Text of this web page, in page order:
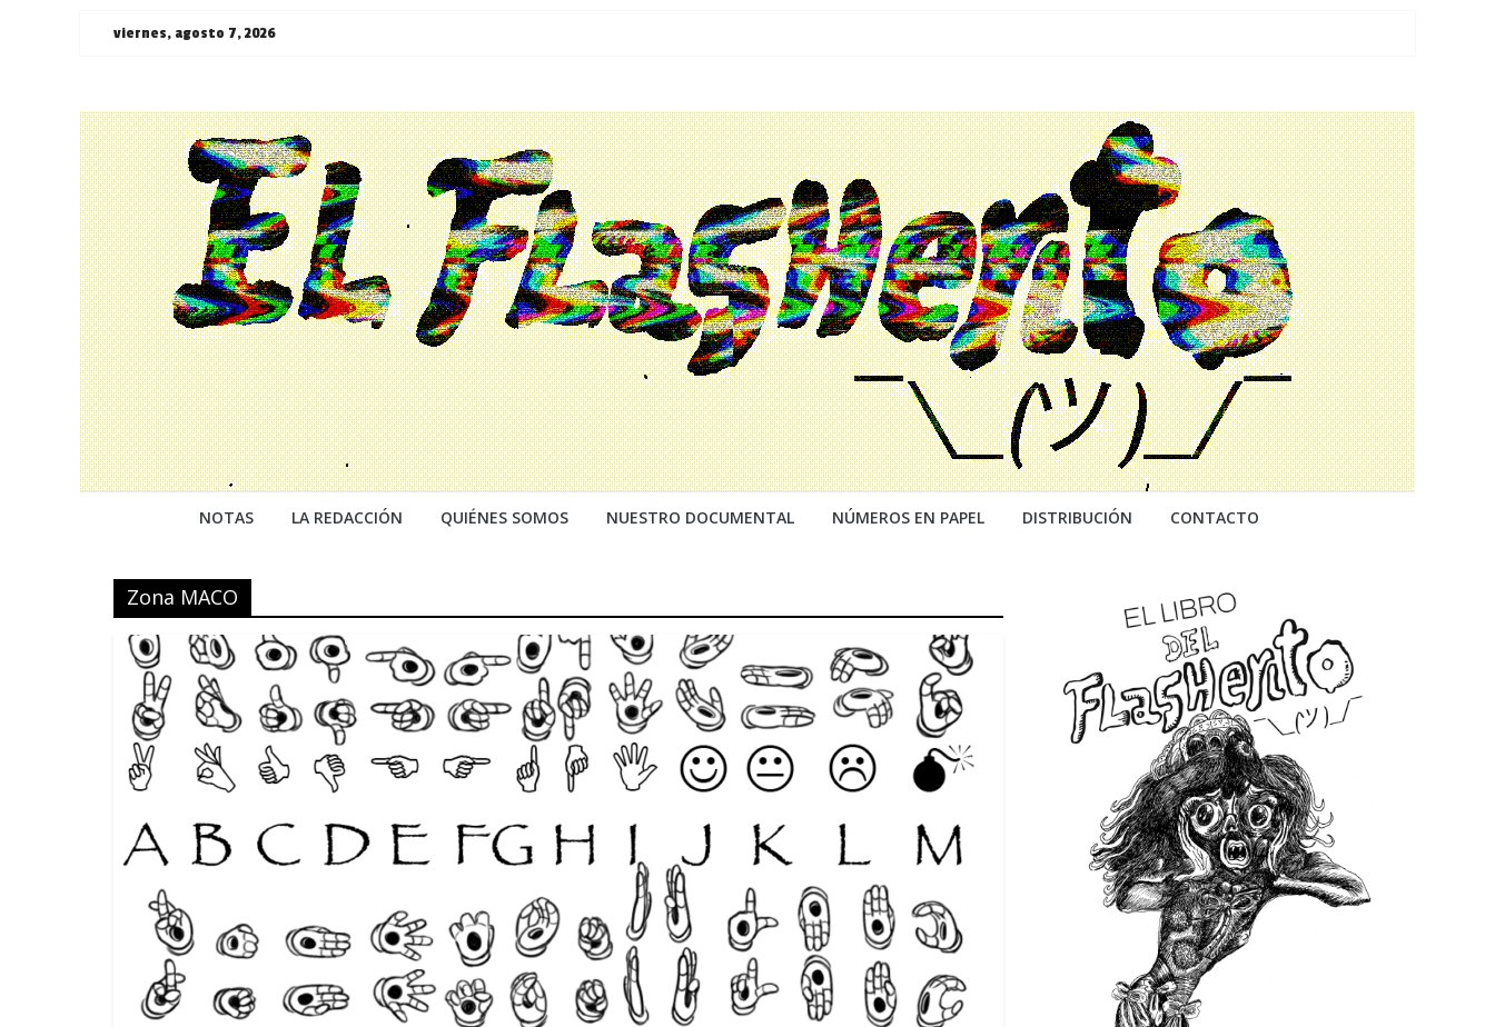
Saltarviernes, agosto 7, 2026
¯\_(ツ)_/
¯
NOTAS LA REDACCIÓN QUIÉNES SOMOS NUESTRO DOCUMENTAL NÚMEROS EN PAPEL DISTRIBUCIÓN CONTACTO
Zona MACO